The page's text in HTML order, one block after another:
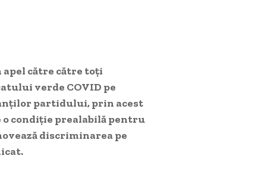
către către toți
verde COVID pe
partidului, prin acest
o condiție prealabilă pentru
discriminarea pe